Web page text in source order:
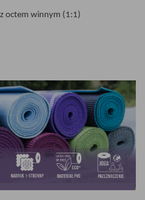
octem winnym (1:1)